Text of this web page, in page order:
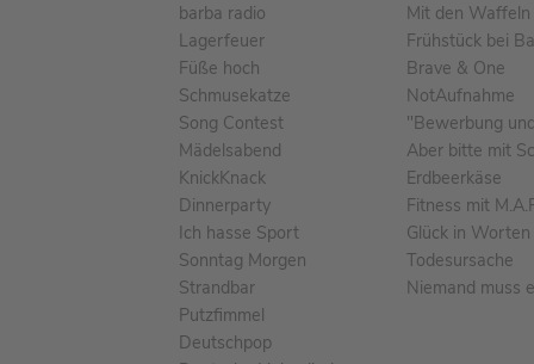
barba radio
Lagerfeuer
Füße hoch
Schmusekatze
Song Contest
Mädelsabend
KnickKnack
Dinnerparty
Ich hasse Sport
Sonntag Morgen
Strandbar
Putzfimmel
Deutschpop
Mit den
Frühstück bei
Brave & One
NotAufnahme
"Bewerbung
Aber bitte mit
Erdbeerkäse
Fitness mit
Glück in Worten
Todesursache
Niemand muss